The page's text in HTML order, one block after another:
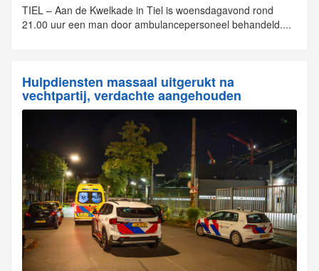
TIEL – Aan de Kwelkade in Tiel is woensdagavond rond
21.00 uur een man door ambulancepersoneel behandeld....
Hulpdiensten massaal uitgerukt na
vechtpartij, verdachte aangehouden